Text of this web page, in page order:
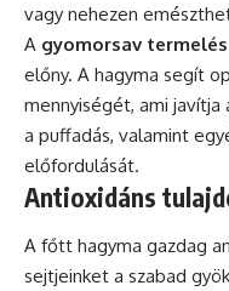
vagy nehezen
A gyomorsav
előny. A hagyma segít
mennyiségét, ami
a puffadás, valamint
előfordulását.
Antioxidáns
A főtt hagyma gazdag
sejtjeinket a szabad